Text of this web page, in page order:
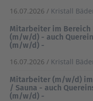
16.07.2026 / Kristall
Mitarbeiter im Bereich
(m/w/d) - auch
(m/w/d) -
16.07.2026 / Kristall
Mitarbeiter (m/w/d) im
/ Sauna - auch
(m/w/d) -